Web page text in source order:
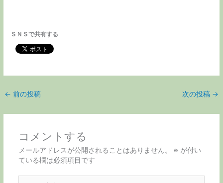
ＳＮＳで共有する
← 前の投稿 次の投稿 →
コメントする
メールアドレスが公開されることはありません。 ※ が付い
ている欄は必須項目です